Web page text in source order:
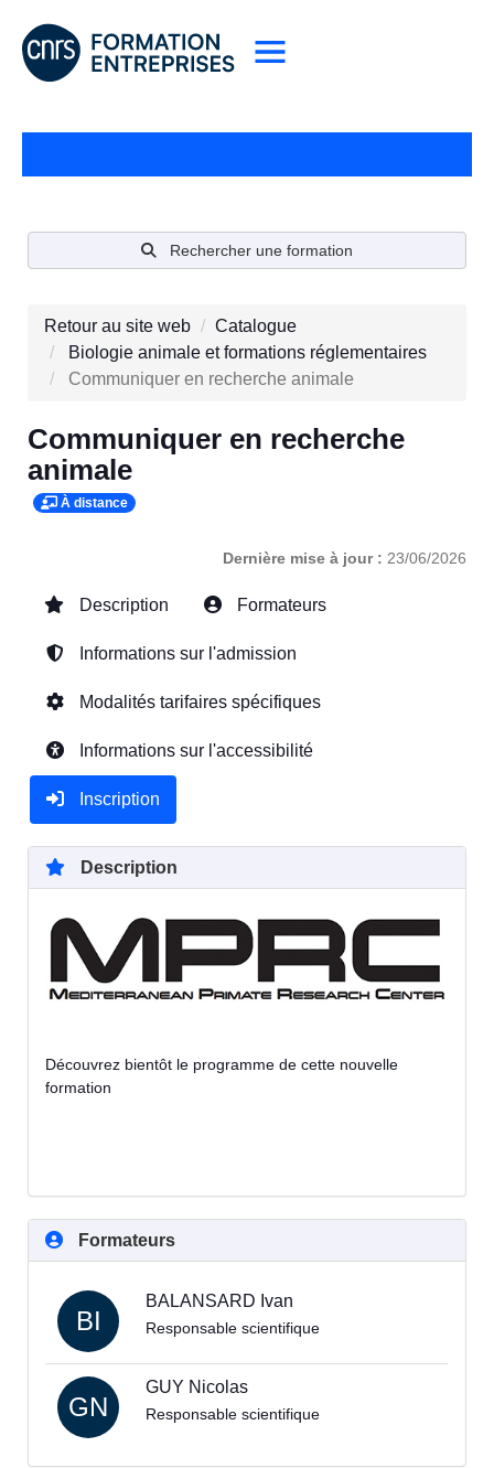
Rechercher une formation
Retour au site web
Catalogue
Biologie animale et formations réglementaires
Communiquer en recherche animale
Communiquer en recherche
animale
À distance
Dernière mise à jour : 23/06/2026
Description Formateurs
Informations sur l'admission
Modalités tarifaires spécifiques
Informations sur l'accessibilité
Inscription
Description
Découvrez bientôt le programme de cette nouvelle
formation
Formateurs
BI
BALANSARD Ivan
Responsable scientifique
GN
GUY Nicolas
Responsable scientifique